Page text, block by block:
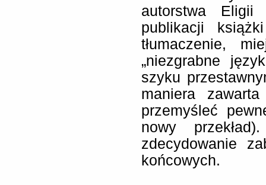
autorstwa
publikacji
tłumaczenie,
„niezgrabne
szyku
maniera
przemyśleć
nowy
zdecydowanie
końcowych.